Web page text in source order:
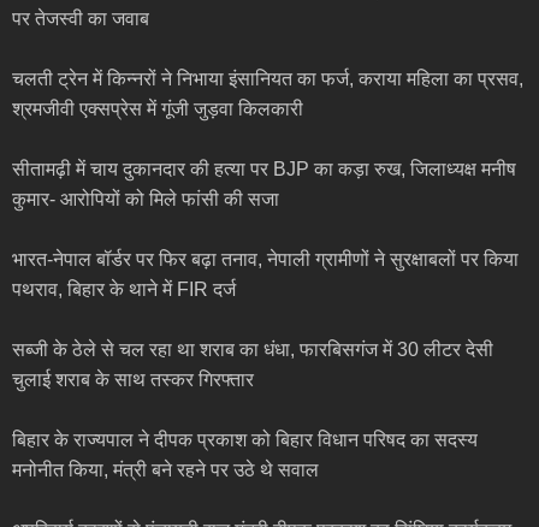
पर तेजस्वी का जवाब
चलती ट्रेन में किन्नरों ने निभाया इंसानियत का फर्ज, कराया महिला का प्रसव,
श्रमजीवी एक्सप्रेस में गूंजी जुड़वा किलकारी
सीतामढ़ी में चाय दुकानदार की हत्या पर BJP का कड़ा रुख, जिलाध्यक्ष मनीष
कुमार- आरोपियों को मिले फांसी की सजा
भारत-नेपाल बॉर्डर पर फिर बढ़ा तनाव, नेपाली ग्रामीणों ने सुरक्षाबलों पर किया
पथराव, बिहार के थाने में FIR दर्ज
सब्जी के ठेले से चल रहा था शराब का धंधा, फारबिसगंज में 30 लीटर देसी
चुलाई शराब के साथ तस्कर गिरफ्तार
बिहार के राज्यपाल ने दीपक प्रकाश को बिहार विधान परिषद का सदस्य
मनोनीत किया, मंत्री बने रहने पर उठे थे सवाल